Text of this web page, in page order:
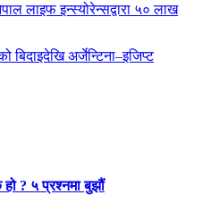
लाइफ इन्स्योरेन्सद्वारा ५० लाख
अर्जेन्टिना–इजिप्ट
हो ? ५ प्रश्नमा बुझौं